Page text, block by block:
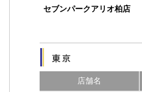
セブンパークアリオ柏店
店舗名